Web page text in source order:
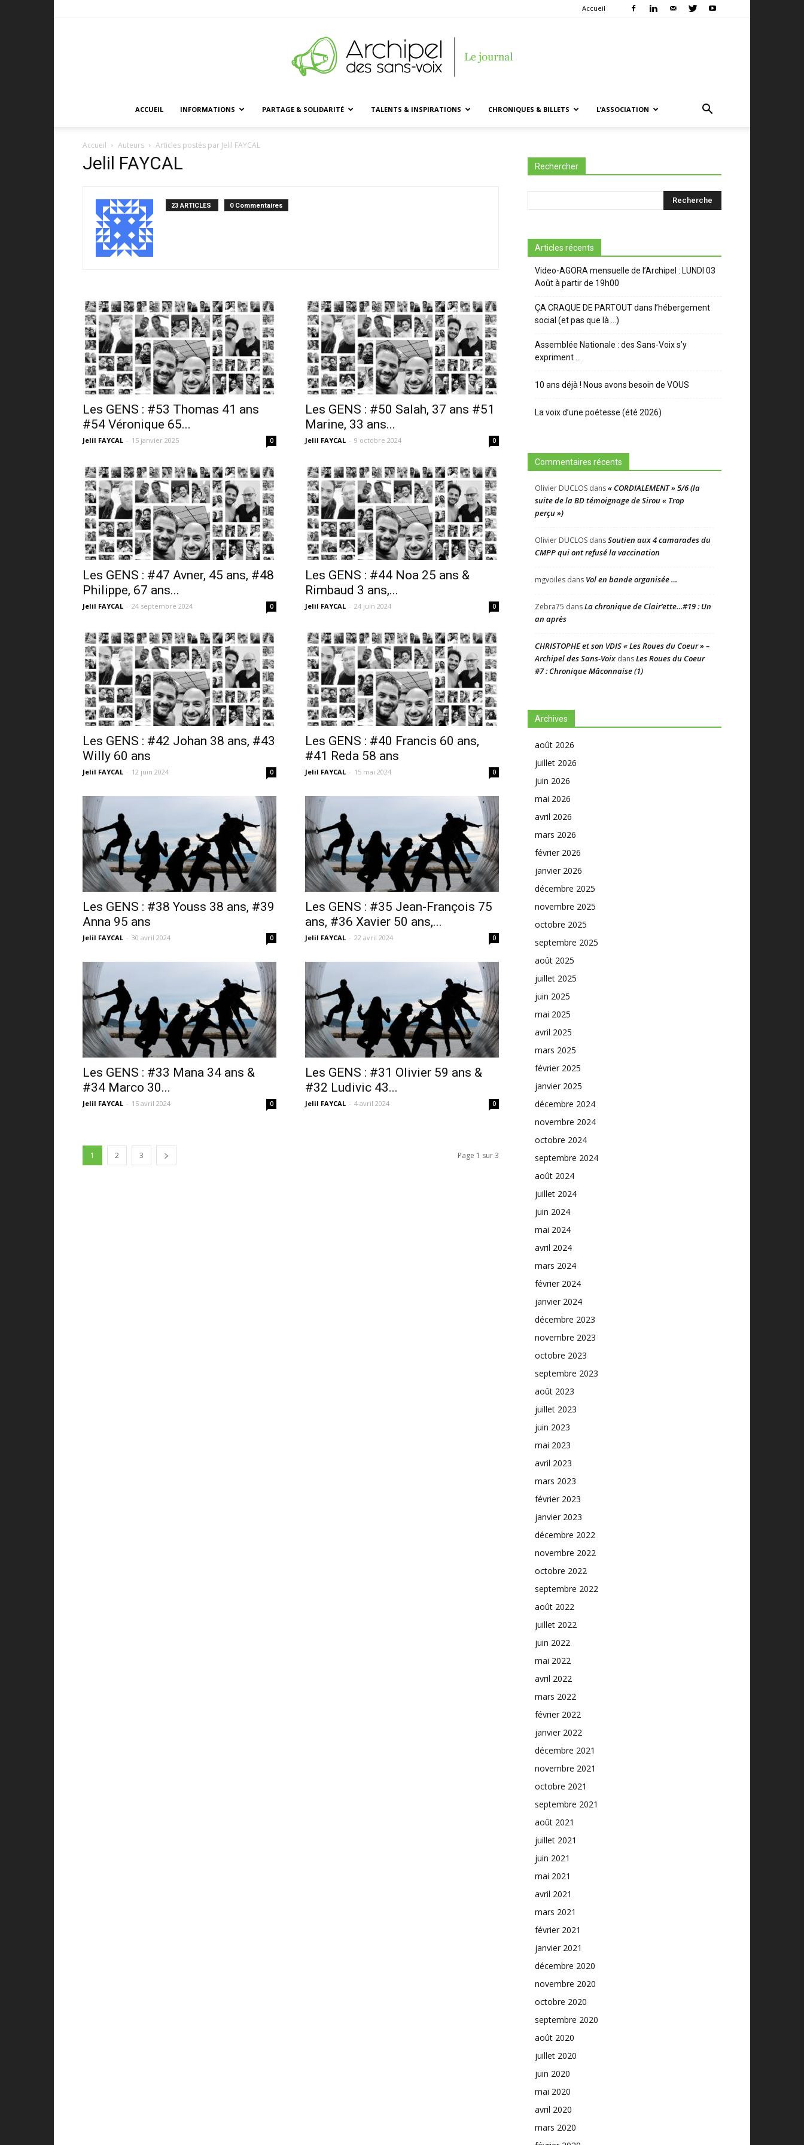
Accueil
voix
ACCUEIL INFORMATIONS PARTAGE & SOLIDARITÉ TALENTS & INSPIRATIONS CHRONIQUES & BILLETS L’ASSOCIATION
Accueil Auteurs Articles postés par Jelil FAYCAL
Jelil FAYCAL
23 ARTICLES 0 Commentaires
Les GENS : #53 Thomas 41 ans
#54 Véronique 65...
Jelil FAYCAL - 15 janvier 2025 0
Les GENS : #50 Salah, 37 ans #51
Marine, 33 ans...
Jelil FAYCAL - 9 octobre 2024 0
Les GENS : #47 Avner, 45 ans, #48
Philippe, 67 ans...
Jelil FAYCAL - 24 septembre 2024 0
Les GENS : #44 Noa 25 ans &
Rimbaud 3 ans,...
Jelil FAYCAL - 24 juin 2024 0
Les GENS : #42 Johan 38 ans, #43
Willy 60 ans
Jelil FAYCAL - 12 juin 2024 0
Les GENS : #40 Francis 60 ans,
#41 Reda 58 ans
Jelil FAYCAL - 15 mai 2024 0
Les GENS : #38 Youss 38 ans, #39
Anna 95 ans
Jelil FAYCAL - 30 avril 2024 0
Les GENS : #35 Jean-François 75
ans, #36 Xavier 50 ans,...
Jelil FAYCAL - 22 avril 2024 0
Les GENS : #33 Mana 34 ans &
#34 Marco 30...
Jelil FAYCAL - 15 avril 2024 0
Les GENS : #31 Olivier 59 ans &
#32 Ludivic 43...
Jelil FAYCAL - 4 avril 2024 0
1 2 3 Page 1 sur 3
Rechercher
Articles récents
Video-AGORA mensuelle de l’Archipel : LUNDI 03
Août à partir de 19h00
ÇA CRAQUE DE PARTOUT dans l’hébergement
social (et pas que là …)
Assemblée Nationale : des Sans-Voix s’y
expriment …
10 ans déjà ! Nous avons besoin de VOUS
La voix d’une poétesse (été 2026)
Commentaires récents
Olivier DUCLOS dans« CORDIALEMENT » 5/6 (la
suite de la BD témoignage de Sirou « Trop
perçu »)
Olivier DUCLOS dansSoutien aux 4 camarades du
CMPP qui ont refusé la vaccination
mgvoiles dans Vol en bande organisée …
Zebra75 dansLa chronique de Clair’ette…#19 : Un
an après
CHRISTOPHE et son VDIS « Les Roues du Coeur » –
Archipel des Sans-Voix dansLes Roues du Coeur
#7 : Chronique Mâconnaise (1)
Archives
août 2026
juillet 2026
juin 2026
mai 2026
avril 2026
mars 2026
février 2026
janvier 2026
décembre 2025
novembre 2025
octobre 2025
septembre 2025
août 2025
juillet 2025
juin 2025
mai 2025
avril 2025
mars 2025
février 2025
janvier 2025
décembre 2024
novembre 2024
octobre 2024
septembre 2024
août 2024
juillet 2024
juin 2024
mai 2024
avril 2024
mars 2024
février 2024
janvier 2024
décembre 2023
novembre 2023
octobre 2023
septembre 2023
août 2023
juillet 2023
juin 2023
mai 2023
avril 2023
mars 2023
février 2023
janvier 2023
décembre 2022
novembre 2022
octobre 2022
septembre 2022
août 2022
juillet 2022
juin 2022
mai 2022
avril 2022
mars 2022
février 2022
janvier 2022
décembre 2021
novembre 2021
octobre 2021
septembre 2021
août 2021
juillet 2021
juin 2021
mai 2021
avril 2021
mars 2021
février 2021
janvier 2021
décembre 2020
novembre 2020
octobre 2020
septembre 2020
août 2020
juillet 2020
juin 2020
mai 2020
avril 2020
mars 2020